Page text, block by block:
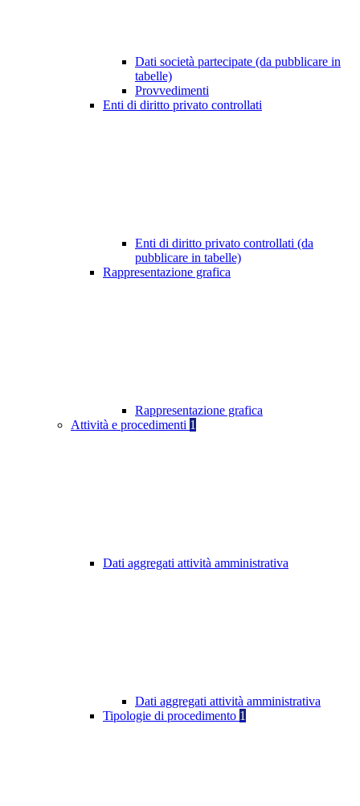
Dati società partecipate (da pubblicare in
tabelle)
Provvedimenti
Enti di diritto privato controllati
Enti di diritto privato controllati (da
pubblicare in tabelle)
Rappresentazione grafica
Rappresentazione grafica
Attività e procedimenti 1
Dati aggregati attività amministrativa
Dati aggregati attività amministrativa
Tipologie di procedimento 1